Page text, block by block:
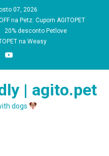
07, 2026
na Petz: Cupom AGITOPET
20% desconto Petlove
na Weasy
| agito.pet
dogs